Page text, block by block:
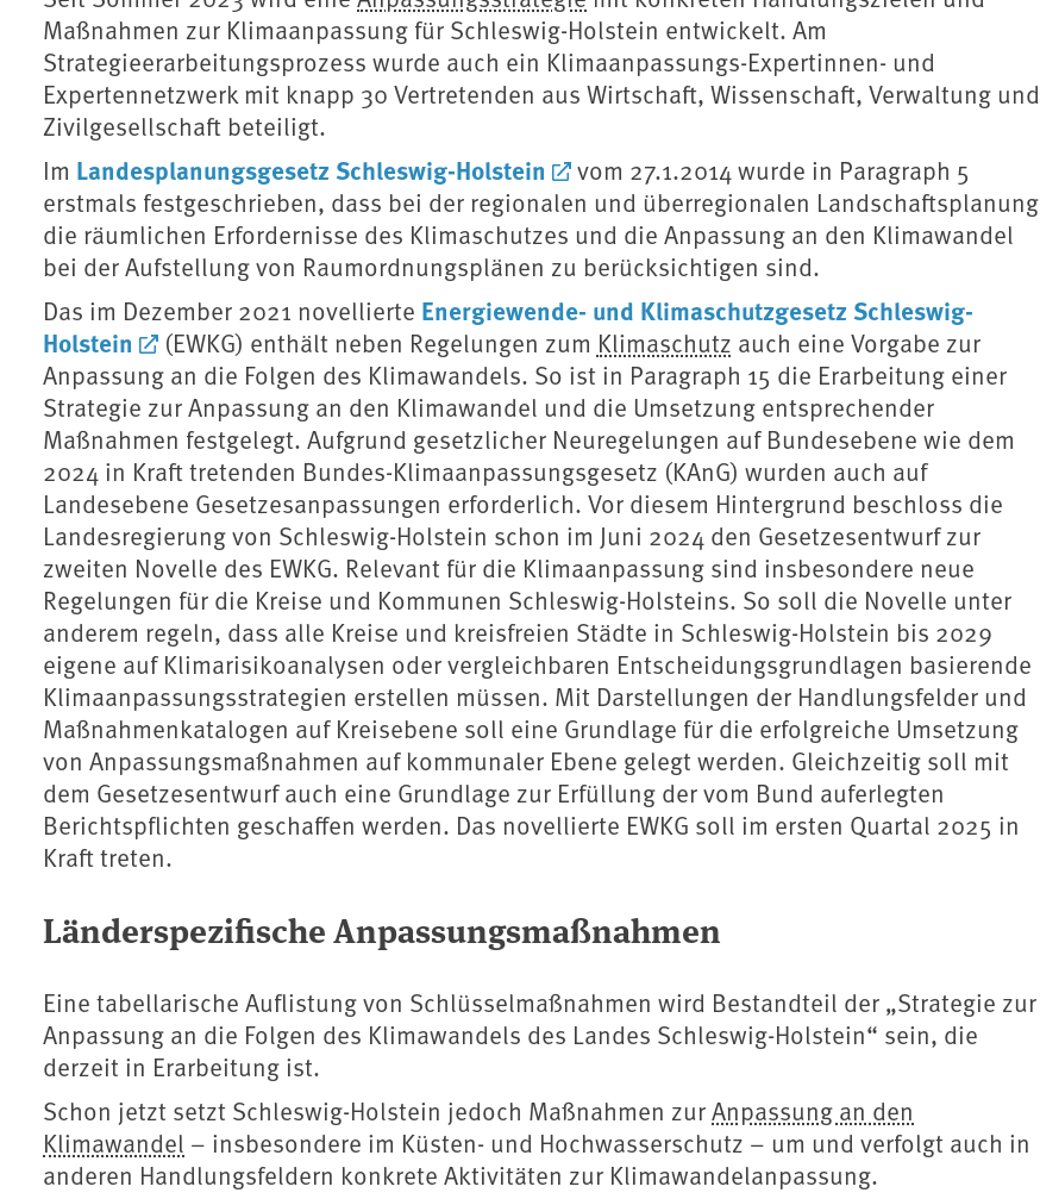
Maßnahmen zur Klimaanpassung für Schleswig-Holstein entwickelt. Am
Strategieerarbeitungsprozess wurde auch ein Klimaanpassungs-Expertinnen- und
Expertennetzwerk mit knapp 30 Vertretenden aus Wirtschaft, Wissenschaft, Verwaltung und
Zivilgesellschaft beteiligt.
Im Landesplanungsgesetz Schleswig-Holstein
vom 27.1.2014 wurde in Paragraph 5
erstmals festgeschrieben, dass bei der regionalen und überregionalen Landschaftsplanung
die räumlichen Erfordernisse des Klimaschutzes und die ⁠Anpassung an den Klimawandel⁠
bei der Aufstellung von Raumordnungsplänen zu berücksichtigen sind.
Das im Dezember 2021 novellierte Energiewende- und Klimaschutzgesetz Schleswig-
Holstein
(EWKG) enthält neben Regelungen zum ⁠ Klimaschutz ⁠ auch eine Vorgabe zur
Anpassung an die Folgen des Klimawandels. So ist in Paragraph 15 die Erarbeitung einer
Strategie zur Anpassung an den Klimawandel und die Umsetzung entsprechender
Maßnahmen festgelegt. Aufgrund gesetzlicher Neuregelungen auf Bundesebene wie dem
2024 in Kraft tretenden Bundes-Klimaanpassungsgesetz (KAnG) wurden auch auf
Landesebene Gesetzesanpassungen erforderlich. Vor diesem Hintergrund beschloss die
Landesregierung von Schleswig-Holstein schon im Juni 2024 den Gesetzesentwurf zur
zweiten Novelle des EWKG. Relevant für die Klimaanpassung sind insbesondere neue
Regelungen für die Kreise und Kommunen Schleswig-Holsteins. So soll die Novelle unter
anderem regeln, dass alle Kreise und kreisfreien Städte in Schleswig-Holstein bis 2029
eigene auf Klimarisikoanalysen oder vergleichbaren Entscheidungsgrundlagen basierende
Klimaanpassungsstrategien erstellen müssen. Mit Darstellungen der Handlungsfelder und
Maßnahmenkatalogen auf Kreisebene soll eine Grundlage für die erfolgreiche Umsetzung
von Anpassungsmaßnahmen auf kommunaler Ebene gelegt werden. Gleichzeitig soll mit
dem Gesetzesentwurf auch eine Grundlage zur Erfüllung der vom Bund auferlegten
Berichtspflichten geschaffen werden. Das novellierte EWKG soll im ersten Quartal 2025 in
Kraft treten.
Länderspezifische Anpassungsmaßnahmen
Eine tabellarische Auflistung von Schlüsselmaßnahmen wird Bestandteil der „Strategie zur
Anpassung an die Folgen des Klimawandels des Landes Schleswig-Holstein“ sein, die
derzeit in Erarbeitung ist.
Schon jetzt setzt Schleswig-Holstein jedoch Maßnahmen zur ⁠Anpassung an den
Klimawandel ⁠ – insbesondere im Küsten- und Hochwasserschutz – um und verfolgt auch in
anderen Handlungsfeldern konkrete Aktivitäten zur Klimawandelanpassung.